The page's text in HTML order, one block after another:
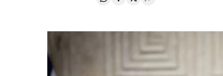
Compartir en Whatsapp
Compartir en Facebook
Compartir en Twitter
Desplegar Redes